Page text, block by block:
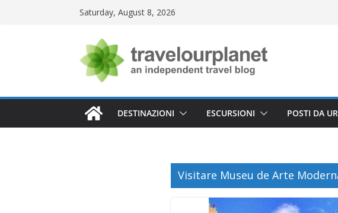
Saturday, August 8, 2026
DESTINAZIONI ESCURSIONI POSTI DA
Visitare Museu de Arte